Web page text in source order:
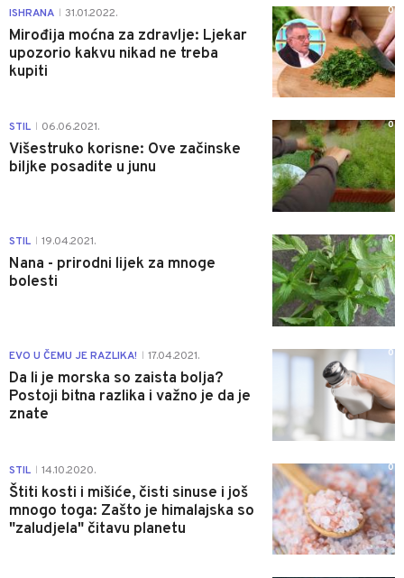
ISHRANA 31.01.2022.
Mirođija moćna za zdravlje: Ljekar
upozorio kakvu nikad ne treba
kupiti
0
STIL 06.06.2021.
Višestruko korisne: Ove začinske
biljke posadite u junu
0
STIL 19.04.2021.
Nana - prirodni lijek za mnoge
bolesti
0
EVO U ČEMU JE RAZLIKA! 17.04.2021.
Da li je morska so zaista bolja?
Postoji bitna razlika i važno je da je
znate
0
STIL 14.10.2020.
Štiti kosti i mišiće, čisti sinuse i još
mnogo toga: Zašto je himalajska so
"zaludjela" čitavu planetu
0